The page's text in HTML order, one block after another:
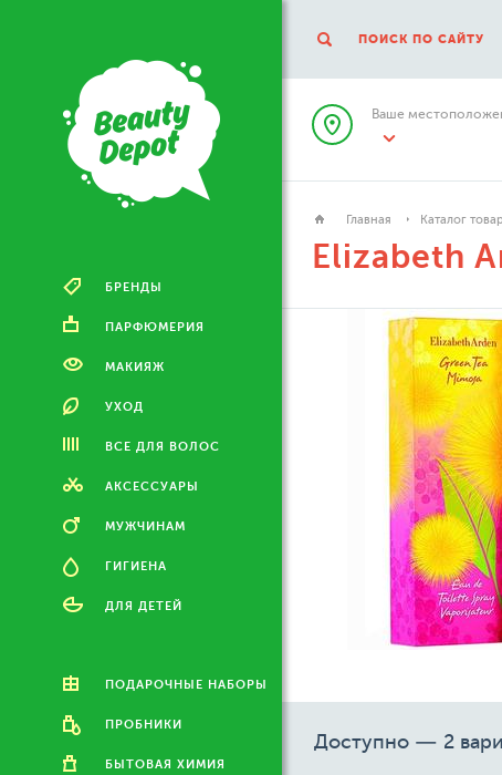
БРЕНДЫ
ПАРФЮМЕРИЯ
МАКИЯЖ
УХОД
ВСЕ ДЛЯ ВОЛОС
АКСЕССУАРЫ
МУЖЧИНАМ
ГИГИЕНА
ДЛЯ ДЕТЕЙ
ПОДАРОЧНЫЕ НАБОРЫ
ПРОБНИКИ
БЫТОВАЯ ХИМИЯ
ПОИСК ПО САЙТУ
Ваше
Главная Каталог
Elizabeth
Доступно — 2